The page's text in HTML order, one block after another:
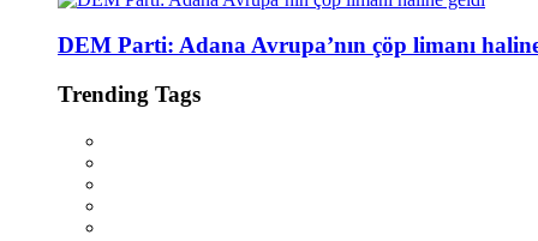
DEM Parti: Adana Avrupa’nın çöp limanı
Trending Tags